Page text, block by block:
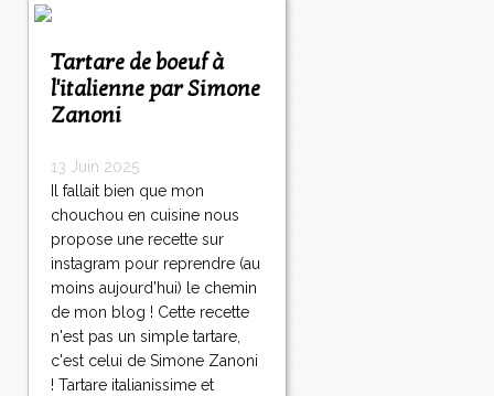
Tartare de boeuf à
l'italienne par Simone
Zanoni
13 Juin 2025
Il fallait bien que mon
chouchou en cuisine nous
propose une recette sur
instagram pour reprendre (au
moins aujourd'hui) le chemin
de mon blog ! Cette recette
n'est pas un simple tartare,
c'est celui de Simone Zanoni
! Tartare italianissime et